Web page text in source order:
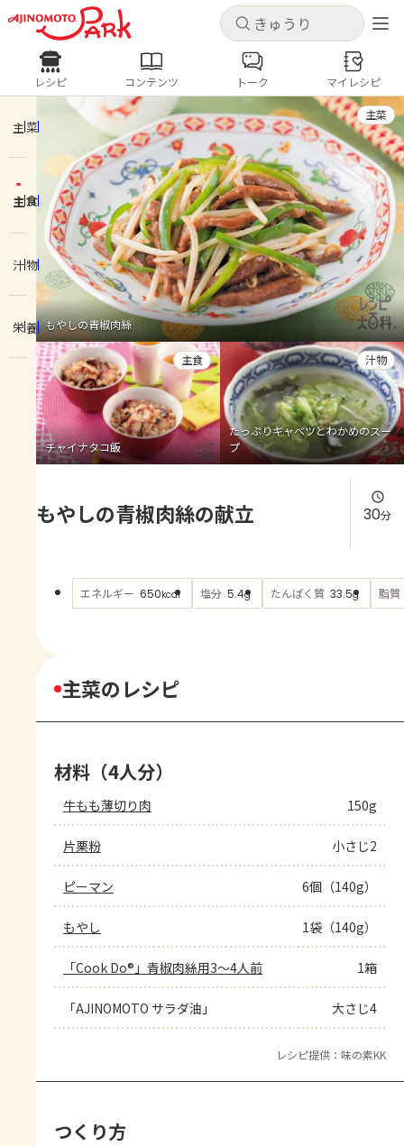
キャンセル
ログインするとレシピを保存できます
ログイン 新規登録
ホーム
コンテンツ
レシピ
トーク
よくあるお問い合わせ
お買い物
AJINOMOTO PARK とは
キャンセル
レシピ コンテンツ
人気の食材・レシピ
きゅうり なす トマト
とうもろこし
ピーマン
みょうが ゴーヤ
レシピ コンテンツ トーク マイレシピ
主菜
主食
汁物
栄養 もやしの青椒肉絲
主菜
チャイナタコ飯
主食
たっぷりキャベツとわかめのスー
プ
汁物
もやしの青椒肉絲の献立 30分
エネルギー 650kcal 塩分 5.4g たんぱく質 33.5g 脂質
主菜のレシピ
材料（4人分）
牛もも薄切り肉 150g
片栗粉 小さじ2
ピーマン 6個（140g）
もやし 1袋（140g）
「Cook Do®」青椒肉絲用3～4人前 1箱
「AJINOMOTO サラダ油」 大さじ4
レシピ提供：味の素KK
つくり方